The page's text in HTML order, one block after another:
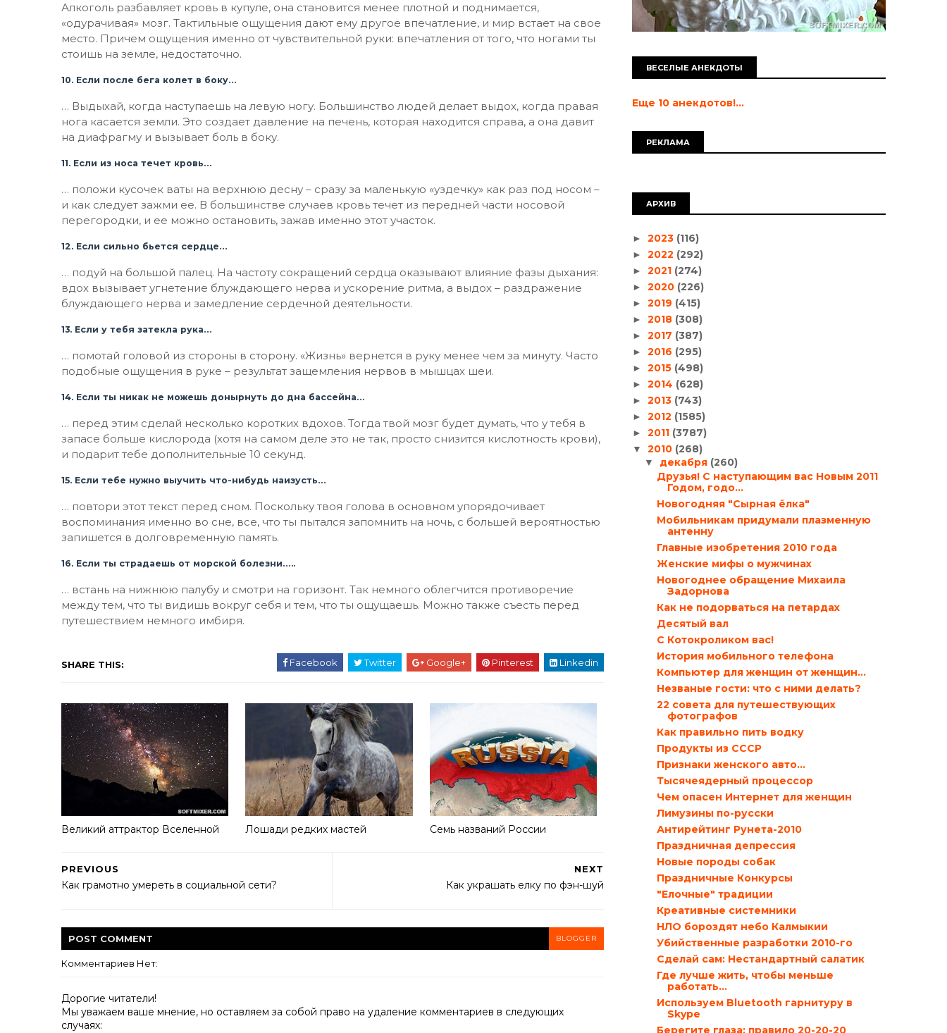
Алкоголь разбавляет кровь в купуле, она становится менее плотной и поднимается,
«одурачивая» мозг. Тактильные ощущения дают ему другое впечатление, и мир встает на свое
место. Причем ощущения именно от чувствительной руки: впечатления от того, что ногами ты
стоишь на земле, недостаточно.
10. Если после бега колет в боку…
… Выдыхай, когда наступаешь на левую ногу. Большинство людей делает выдох, когда правая
нога касается земли. Это создает давление на печень, которая находится справа, а она давит
на диафрагму и вызывает боль в боку.
11. Если из носа течет кровь…
… положи кусочек ваты на верхнюю десну – сразу за маленькую «уздечку» как раз под носом –
и как следует зажми ее. В большинстве случаев кровь течет из передней части носовой
перегородки, и ее можно остановить, зажав именно этот участок.
12. Если сильно бьется сердце…
… подуй на большой палец. На частоту сокращений сердца оказывают влияние фазы дыхания:
вдох вызывает угнетение блуждающего нерва и ускорение ритма, а выдох – раздражение
блуждающего нерва и замедление сердечной деятельности.
13. Если у тебя затекла рука…
… помотай головой из стороны в сторону. «Жизнь» вернется в руку менее чем за минуту. Часто
подобные ощущения в руке – результат защемления нервов в мышцах шеи.
14. Если ты никак не можешь донырнуть до дна бассейна…
… перед этим сделай несколько коротких вдохов. Тогда твой мозг будет думать, что у тебя в
запасе больше кислорода (хотя на самом деле это не так, просто снизится кислотность крови),
и подарит тебе дополнительные 10 секунд.
15. Если тебе нужно выучить что-нибудь наизусть…
… повтори этот текст перед сном. Поскольку твоя голова в основном упорядочивает
воспоминания именно во сне, все, что ты пытался запомнить на ночь, с большей вероятностью
запишется в долговременную память.
16. Если ты страдаешь от морской болезни…..
… встань на нижнюю палубу и смотри на горизонт. Так немного облегчится противоречие
между тем, что ты видишь вокруг себя и тем, что ты ощущаешь. Можно также съесть перед
путешествием немного имбиря.
SHARE THIS: Facebook Twitter Google+ Pinterest Linkedin
Великий аттрактор Вселенной Лошади редких мастей Семь названий России
NEXT
Как украшать елку по фэн-шуй
PREVIOUS
Как грамотно умереть в социальной сети?
POST COMMENT BLOGGER
Комментариев Нет:
Дорогие читатели!
Мы уважаем ваше мнение, но оставляем за собой право на удаление комментариев в следующих
случаях:
ВЕСЕЛЫЕ АНЕКДОТЫ
Еще 10 анекдотов!...
РЕКЛАМА
АРХИВ
► 2023 (116)
► 2022 (292)
► 2021 (274)
► 2020 (226)
► 2019 (415)
► 2018 (308)
► 2017 (387)
► 2016 (295)
► 2015 (498)
► 2014 (628)
► 2013 (743)
► 2012 (1585)
► 2011 (3787)
▼ 2010 (268)
▼ декабря (260)
Друзья! С наступающим вас Новым 2011
Годом, годо...
Новогодняя "Сырная ёлка"
Мобильникам придумали плазменную
антенну
Главные изобретения 2010 года
Женские мифы о мужчинах
Новогоднее обращение Михаила
Задорнова
Как не подорваться на петардах
Десятый вал
С Котокроликом вас!
История мобильного телефона
Компьютер для женщин от женщин…
Незваные гости: что с ними делать?
22 совета для путешествующих
фотографов
Как правильно пить водку
Продукты из СССР
Признаки женского авто…
Тысячеядерный процессор
Чем опасен Интернет для женщин
Лимузины по-русски
Антирейтинг Рунета-2010
Праздничная депрессия
Новые породы собак
Праздничные Конкурсы
"Елочные" традиции
Креативные системники
НЛО бороздят небо Калмыкии
Убийственные разработки 2010-го
Сделай сам: Нестандартный салатик
Где лучше жить, чтобы меньше
работать…
Используем Bluetooth гарнитуру в
Skype
Берегите глаза: правило 20-20-20